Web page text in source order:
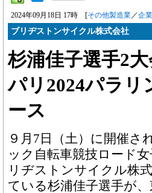
2024年09月18日 17時 [その他製造業／企
ブリヂストンサイクル株式会社
杉浦佳子選手2
パリ2024パラリ
ース
９月7日（土）に開催さ
ック自転車競技ロード
リヂストンサイクル株
ている杉浦佳子選手が